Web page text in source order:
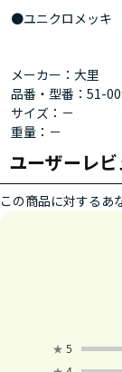
●ユニクロメッキ
メーカー：大里
品番・型番：51-
サイズ：－
重量：－
ユーザーレ
この商品に対するあ
★ 5